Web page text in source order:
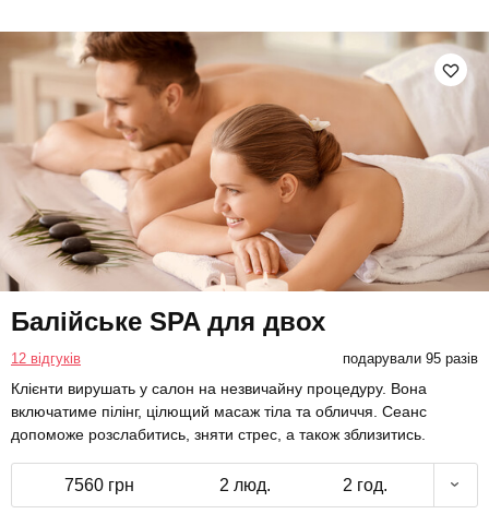
Балійське SPA для двох
12 відгуків подарували 95 разів
Клієнти вирушать у салон на незвичайну процедуру. Вона
включатиме пілінг, цілющий масаж тіла та обличчя. Сеанс
допоможе розслабитись, зняти стрес, а також зблизитись.
7560 грн 2 люд. 2 год.